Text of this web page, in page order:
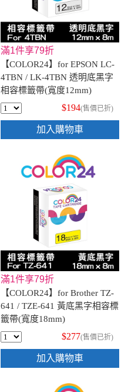
滿1件享79折
【COLOR24】for EPSON LC-
4TBN / LK-4TBN 透明底黑字
相容標籤帶(寬度12mm)
$194(售價已折)
加入購物車
滿1件享79折
【COLOR24】for Brother TZ-
641 / TZE-641 黃底黑字相容標
籤帶(寬度18mm)
$277(售價已折)
加入購物車